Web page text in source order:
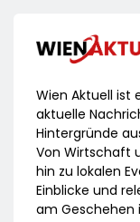
Wien Aktuell ist
aktuelle
Hintergründe
Von Wirtschaft
hin zu lokalen
Einblicke und
am Geschehen